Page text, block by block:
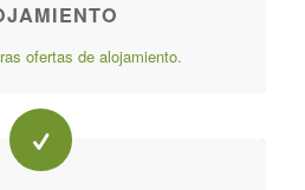
ofertas de alojamiento.